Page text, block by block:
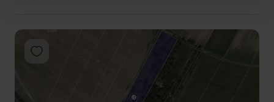
Add to favorites